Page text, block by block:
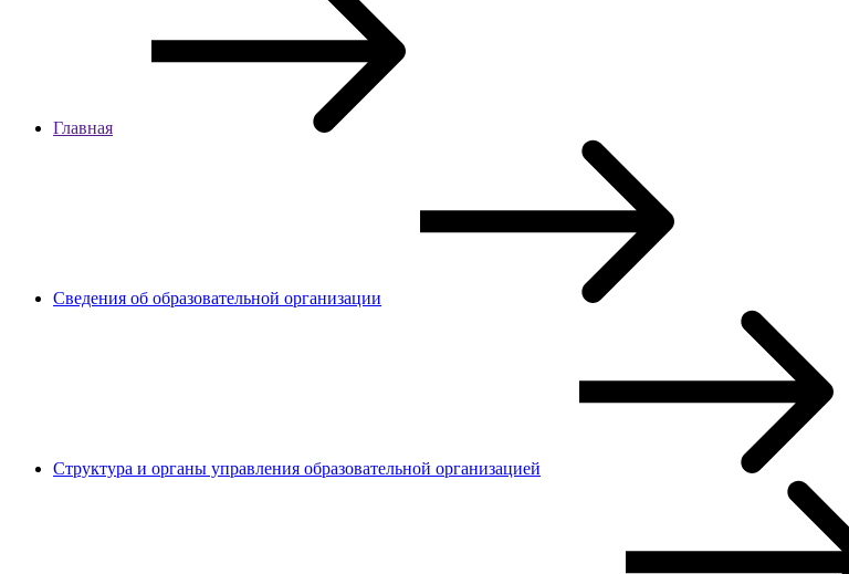
Главная
Сведения об образовательной организации
Структура и органы управления образовательной организацией